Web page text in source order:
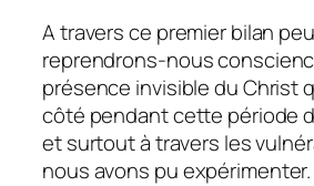
A travers ce premier bilan
reprendrons-nous
présence invisible du Christ
côté pendant cette période
et surtout à travers les
nous avons pu expérimenter.